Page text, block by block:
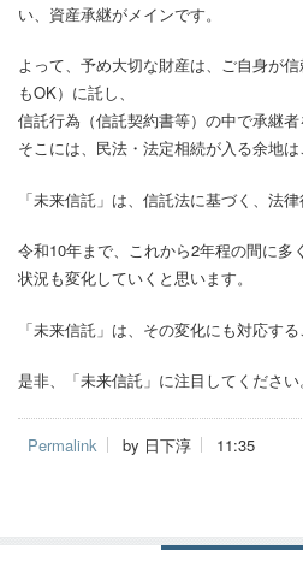
い、資産承継がメインです。
よって、予め大切な財産は、ご自身が
もOK）に託し、
信託行為（信託契約書等）の中で承継者
そこには、民法・法定相続が入る余地は
「未来信託」は、信託法に基づく、法律
令和10年まで、これから2年程の間に多
状況も変化していくと思います。
「未来信託」は、その変化にも対応する
是非、「未来信託」に注目してください。
Permalink by 日下淳 11:35